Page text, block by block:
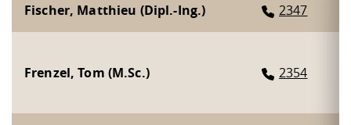
Fischer, Matthieu (Dipl.-Ing.) 2347
Frenzel, Tom (M.Sc.) 2354